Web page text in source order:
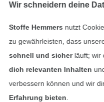
In den deutschen
Wir schneidern deine
Stoffe Hemmers nutzt
zu gewährleisten, dass
schnell und sicherläuft; wir
dich relevanten Inhalten
verbessern können und wir
Erfahrung bieten